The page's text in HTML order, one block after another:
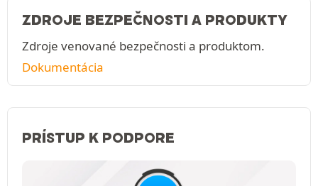
ZDROJE BEZPEČNOSTI A PRODUKTY
Zdroje venované bezpečnosti a produktom.
Dokumentácia
PRÍSTUP K PODPORE